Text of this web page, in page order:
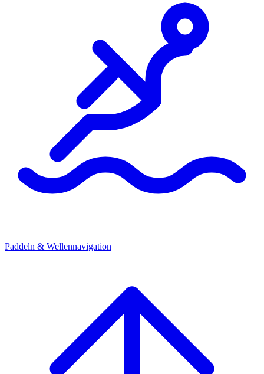
Paddeln & Wellennavigation